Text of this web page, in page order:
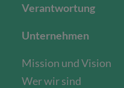
Verantwortung
Unternehmen
Mission und Vision
Wer wir sind